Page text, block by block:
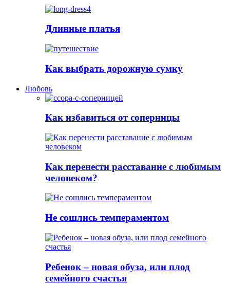
Длинные платья
Как выбрать дорожную сумку
Любовь
Как избавиться от соперницы
Как перенести расставание с любимым
человеком?
Не сошлись темпераментом
Ребенок – новая обуза, или плод
семейного счастья